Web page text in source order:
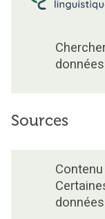
Sources